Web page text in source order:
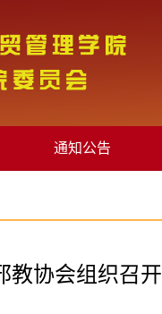
通知公告
教协会组织召